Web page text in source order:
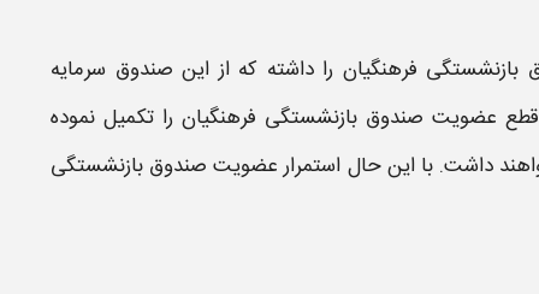
فرهنگیان را داشته که از این صندوق سرمایه
عضویت صندوق بازنشستگی فرهنگیان را تکمیل نموده
داشت. با این حال استمرار عضویت صندوق بازنشستگی